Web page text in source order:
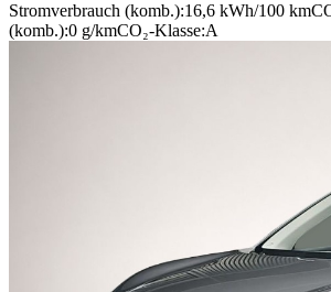
Stromverbrauch (komb.):16,6 kWh/100 km
(komb.):0 g/kmCO₂-Klasse:A